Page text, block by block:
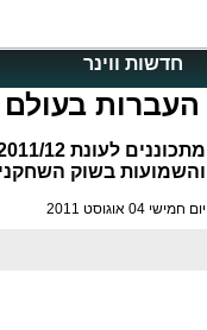
חדשות ווינר
העברות בעולם -
והשמועות בשוק
יום חמישי 04 אוגוסט 2011